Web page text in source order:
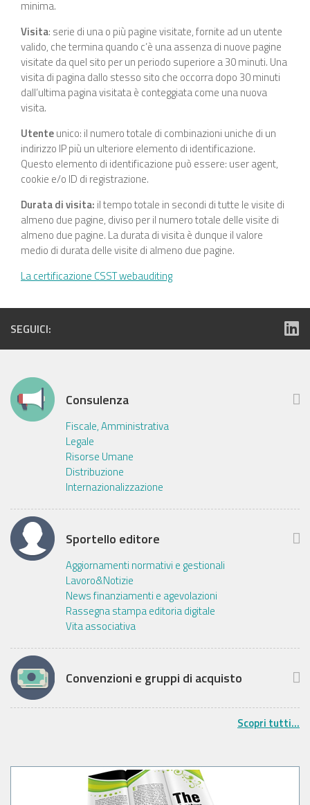
minima.
Visita: serie di una o più pagine visitate, fornite ad un utente
valido, che termina quando c’è una assenza di nuove pagine
visitate da quel sito per un periodo superiore a 30 minuti. Una
visita di pagina dallo stesso sito che occorra dopo 30 minuti
dall’ultima pagina visitata è conteggiata come una nuova
visita.
Utenteunico: il numero totale di combinazioni uniche di un
indirizzo IP più un ulteriore elemento di identificazione.
Questo elemento di identificazione può essere: user agent,
cookie e/o ID di registrazione.
Durata di visita: il tempo totale in secondi di tutte le visite di
almeno due pagine, diviso per il numero totale delle visite di
almeno due pagine. La durata di visita è dunque il valore
medio di durata delle visite di almeno due pagine.
La certificazione CSST webauditing
SEGUICI:
Consulenza
Fiscale, Amministrativa
Legale
Risorse Umane
Distribuzione
Internazionalizzazione
Sportello editore
Aggiornamenti normativi e gestionali
Lavoro&Notizie
News finanziamenti e agevolazioni
Rassegna stampa editoria digitale
Vita associativa
Convenzioni e gruppi di acquisto
Scopri tutti...